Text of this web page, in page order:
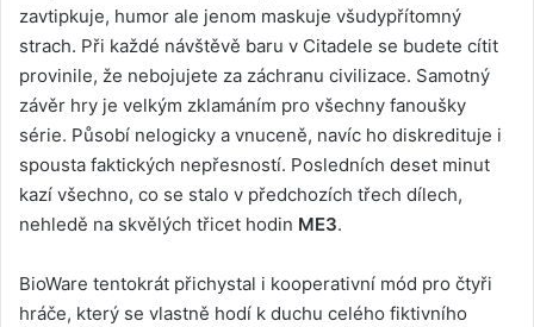
zavtipkuje, humor ale jenom maskuje všudypřítomný
strach. Při každé návštěvě baru v Citadele se budete cítit
provinile, že nebojujete za záchranu civilizace. Samotný
závěr hry je velkým zklamáním pro všechny fanoušky
série. Působí nelogicky a vnuceně, navíc ho diskredituje i
spousta faktických nepřesností. Posledních deset minut
kazí všechno, co se stalo v předchozích třech dílech,
nehledě na skvělých třicet hodin ME3.
BioWare tentokrát přichystal i kooperativní mód pro čtyři
hráče, který se vlastně hodí k duchu celého fiktivního